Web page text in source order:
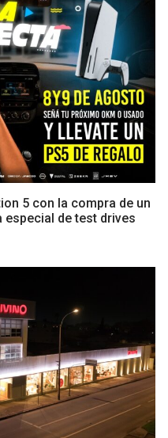
5 con la compra de un
especial de test drives